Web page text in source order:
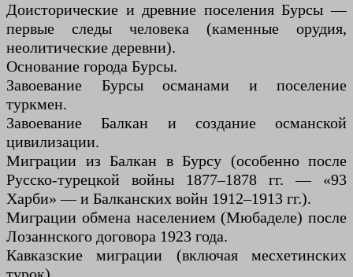
Доисторические и древние поселения Бурсы —
первые следы человека (каменные орудия,
неолитические деревни).
Основание города Бурсы.
Завоевание Бурсы османами и поселение
туркмен.
Завоевание Балкан и создание османской
цивилизации.
Миграции из Балкан в Бурсу (особенно после
Русско-турецкой войны 1877–1878 гг. — «93
Харби» — и Балканских войн 1912–1913 гг.).
Миграции обмена населением (Мюбаделе) после
Лозаннского договора 1923 года.
Кавказские миграции (включая месхетинских